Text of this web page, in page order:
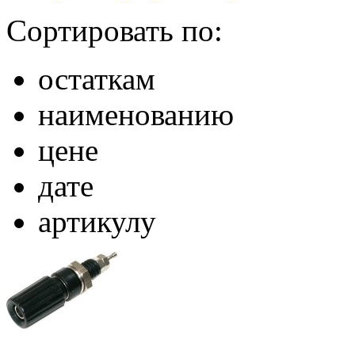
Сортировать по:
остаткам
наименованию
цене
дате
артикулу